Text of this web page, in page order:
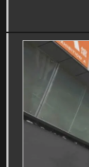
Empresa de
Empresa de
Empresa de
Empresa de